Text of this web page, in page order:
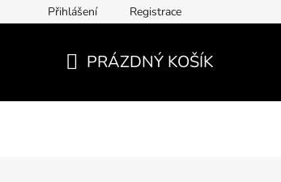
Přihlášení Registrace
PRÁZDNÝ KOŠÍK